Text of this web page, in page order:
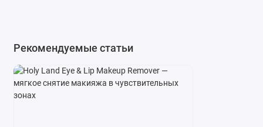
BROMO- 2-NITROPROPANE-1,3-DIOL, GREEN 6 (CI 61565),
Рекомендуемые статьи